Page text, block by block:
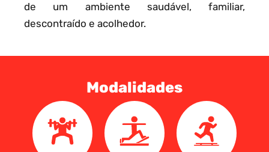
de um ambiente saudável, familiar,
descontraído e acolhedor.
Modalidades